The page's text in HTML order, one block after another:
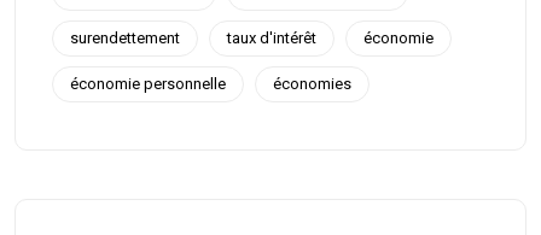
surendettement taux d'intérêt économie
économie personnelle économies